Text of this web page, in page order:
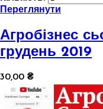
Переглянути
Агробізнес
грудень 2019
30,00 ₴